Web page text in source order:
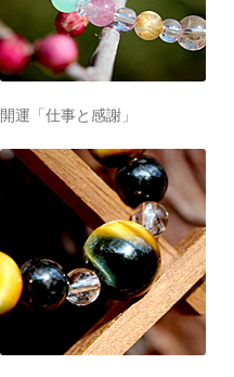
開運「仕事と感謝」